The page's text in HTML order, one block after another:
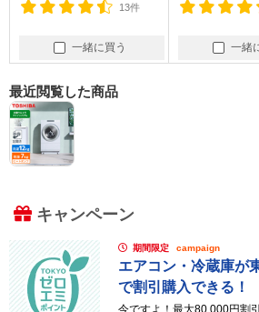
13件
一緒に買う 一緒
最近閲覧した商品
キャンペーン
期間限定 campaign
エアコン・冷蔵庫が
で割引購入できる！
今ですよ！最大80,000円割